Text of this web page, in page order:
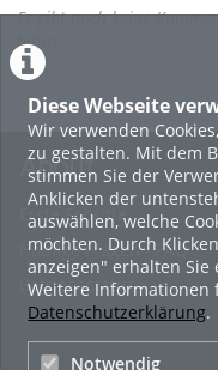
Diese Webseite
Wir verwenden
zu gestalten. Mit dem
stimmen Sie der
Anklicken der
auswählen, welche
möchten. Durch
anzeigen" erhalten Sie
Weitere Informationen
Datenschutzerklärung.
Notwendig
Es gibt noch keine
hinzu.
About
Erste Schritte
Häufige Fragen - FAQ
Betriebsstatus